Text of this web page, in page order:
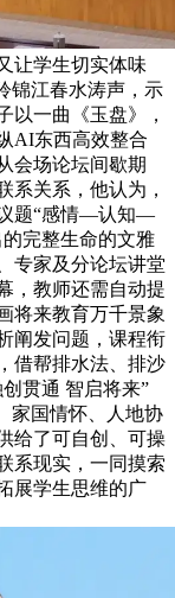
让学生切实体味
锦江春水涛声，示
以一曲《玉盘》，
AI东西高效整合
会场论坛间歇期
系关系，他认为，
题“感情—认知—
完整生命的文雅
专家及分论坛讲堂
，教师还需自动提
将来教育万千景象
阐发问题，课程衔
借帮排水法、排沙
贯通 智启将来”
家国情怀、人地协
给了可自创、可操
系现实，一同摸索
展学生思维的广